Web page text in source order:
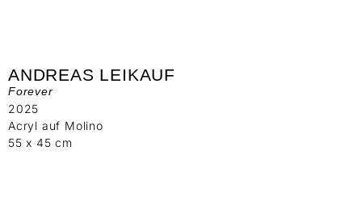
ANDREAS LEIKAUF
Forever
2025
Acryl auf Molino
55 x 45 cm